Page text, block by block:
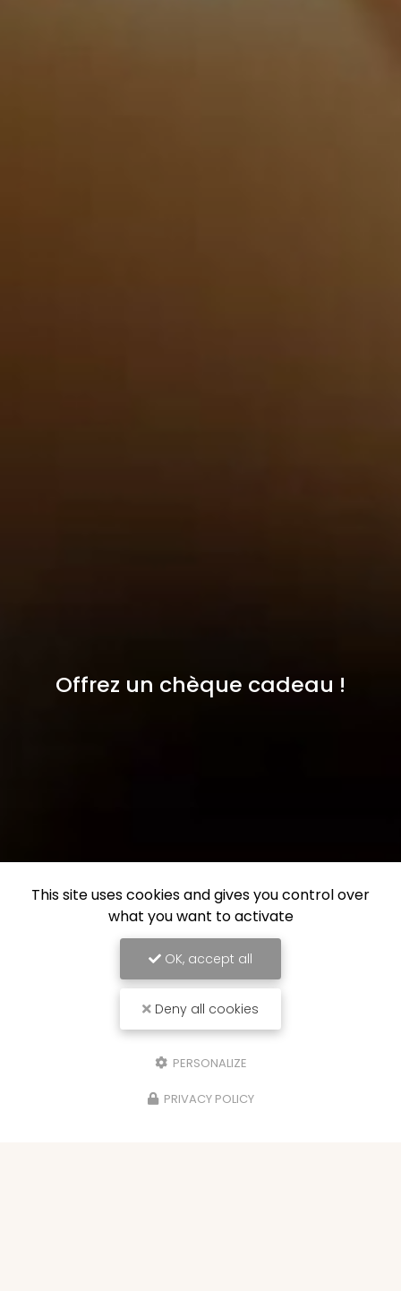
Offrez un chèque cadeau !
This site uses cookies and gives you control over
what you want to activate
OK, accept all
Deny all cookies
PERSONALIZE
PRIVACY POLICY